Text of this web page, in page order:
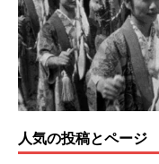
人気の投稿とページ